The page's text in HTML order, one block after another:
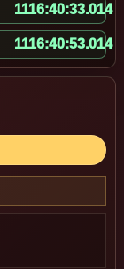
1116:40:33.508
1116:40:53.508